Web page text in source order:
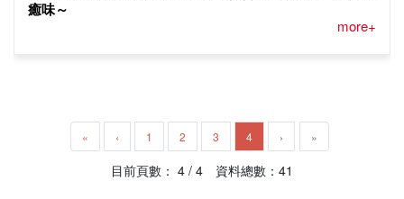
癒味～
more+
« ‹ 1 2 3 4 › »
目前頁數： 4 / 4 資料總數：41